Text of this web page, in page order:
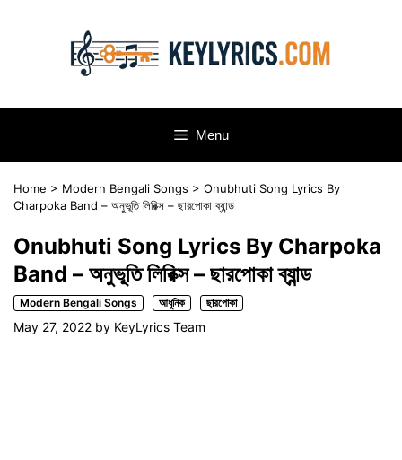
Menu
Home > Modern Bengali Songs > Onubhuti Song Lyrics By
Charpoka Band – অনুভূতি লিরিক্স – ছারপোকা ব্যান্ড
Onubhuti Song Lyrics By Charpoka
Band – অনুভূতি লিরিক্স – ছারপোকা ব্যান্ড
Modern Bengali Songs আধুনিক ছারপোকা
May 27, 2022 by KeyLyrics Team